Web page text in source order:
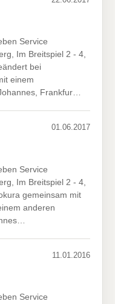
Service
Im Breitspiel 2 - 4,
bei
einem
Frankfur…
01.06.2017
Service
Im Breitspiel 2 - 4,
gemeinsam mit
anderen
11.01.2016
Service